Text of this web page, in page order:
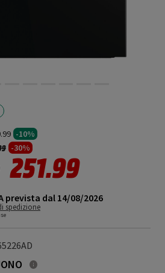
-10%
ridotto da
a -30%
251.99
prevista dal 14/08/2026
spedizione